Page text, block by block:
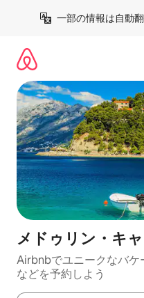
一部の情報は自動
メドゥリン・キ
Airbnbでユニークなバ⁠ケ⁠
な⁠ど⁠を予⁠約⁠し⁠よ⁠う